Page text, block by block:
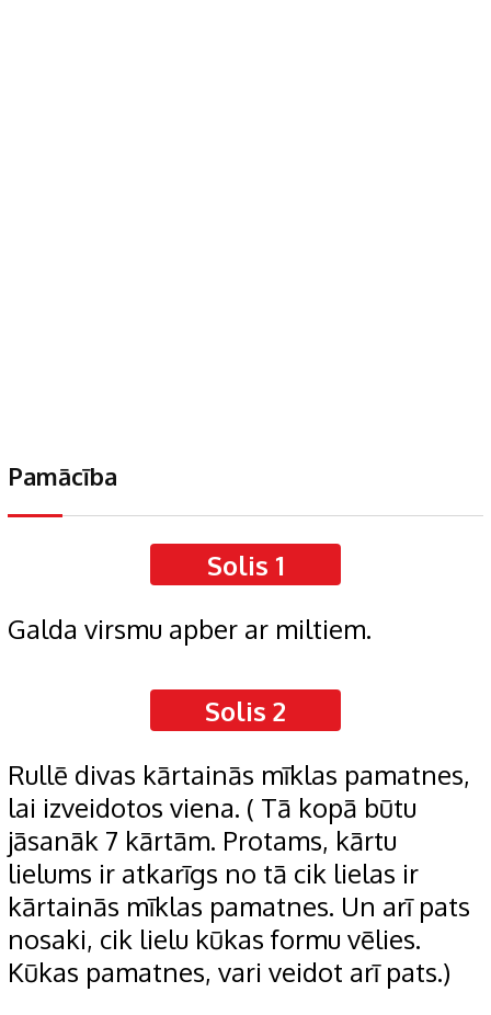
Pamācība
Solis 1
Galda virsmu apber ar miltiem.
Solis 2
Rullē divas kārtainās mīklas pamatnes,
lai izveidotos viena. ( Tā kopā būtu
jāsanāk 7 kārtām. Protams, kārtu
lielums ir atkarīgs no tā cik lielas ir
kārtainās mīklas pamatnes. Un arī pats
nosaki, cik lielu kūkas formu vēlies.
Kūkas pamatnes, vari veidot arī pats.)